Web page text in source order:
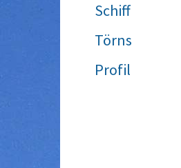
Schiff
Törns
Profil